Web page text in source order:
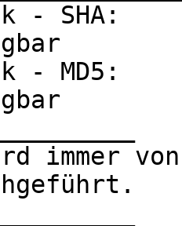
- SHA:
- MD5:
immer